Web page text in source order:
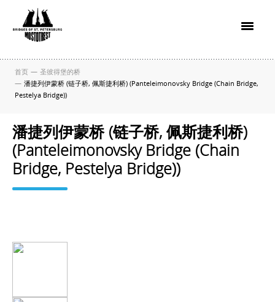
首页 — 圣彼得堡的桥
— 潘捷列伊蒙桥 (链子桥, 佩斯捷利桥) (Panteleimonovsky Bridge (Chain Bridge,
Pestelya Bridge))
潘捷列伊蒙桥 (链子桥, 佩斯捷利桥)
(Panteleimonovsky Bridge (Chain
Bridge, Pestelya Bridge))